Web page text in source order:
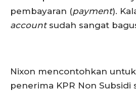
pembayaran (payment).
accountsudah sangat
Nixon mencontohkan
penerima KPR Non Subsidi